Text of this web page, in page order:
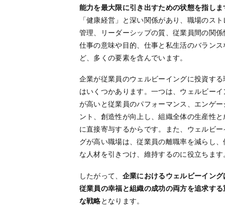
能力を最大限に引き出すための状態を指しま
「健康経営」と深い関係があり、職場のスト
管理、リーダーシップの質、従業員間の関係
仕事の意味や目的、仕事と私生活のバランス
ど、多くの要素を含んでいます。
企業が従業員のウェルビーイングに投資する
はいくつかあります。一つは、ウェルビーイ
が高いと従業員のパフォーマンス、エンゲー
ント、創造性が向上し、組織全体の生産性と
に直接寄与するからです。また、ウェルビー
グが高い職場は、従業員の離職率を減らし、
な人材を引きつけ、維持するのに役立ちます
したがって、 企業におけるウェルビーイング
従業員の幸福と組織の成功の両方を追求する
な戦略となります。